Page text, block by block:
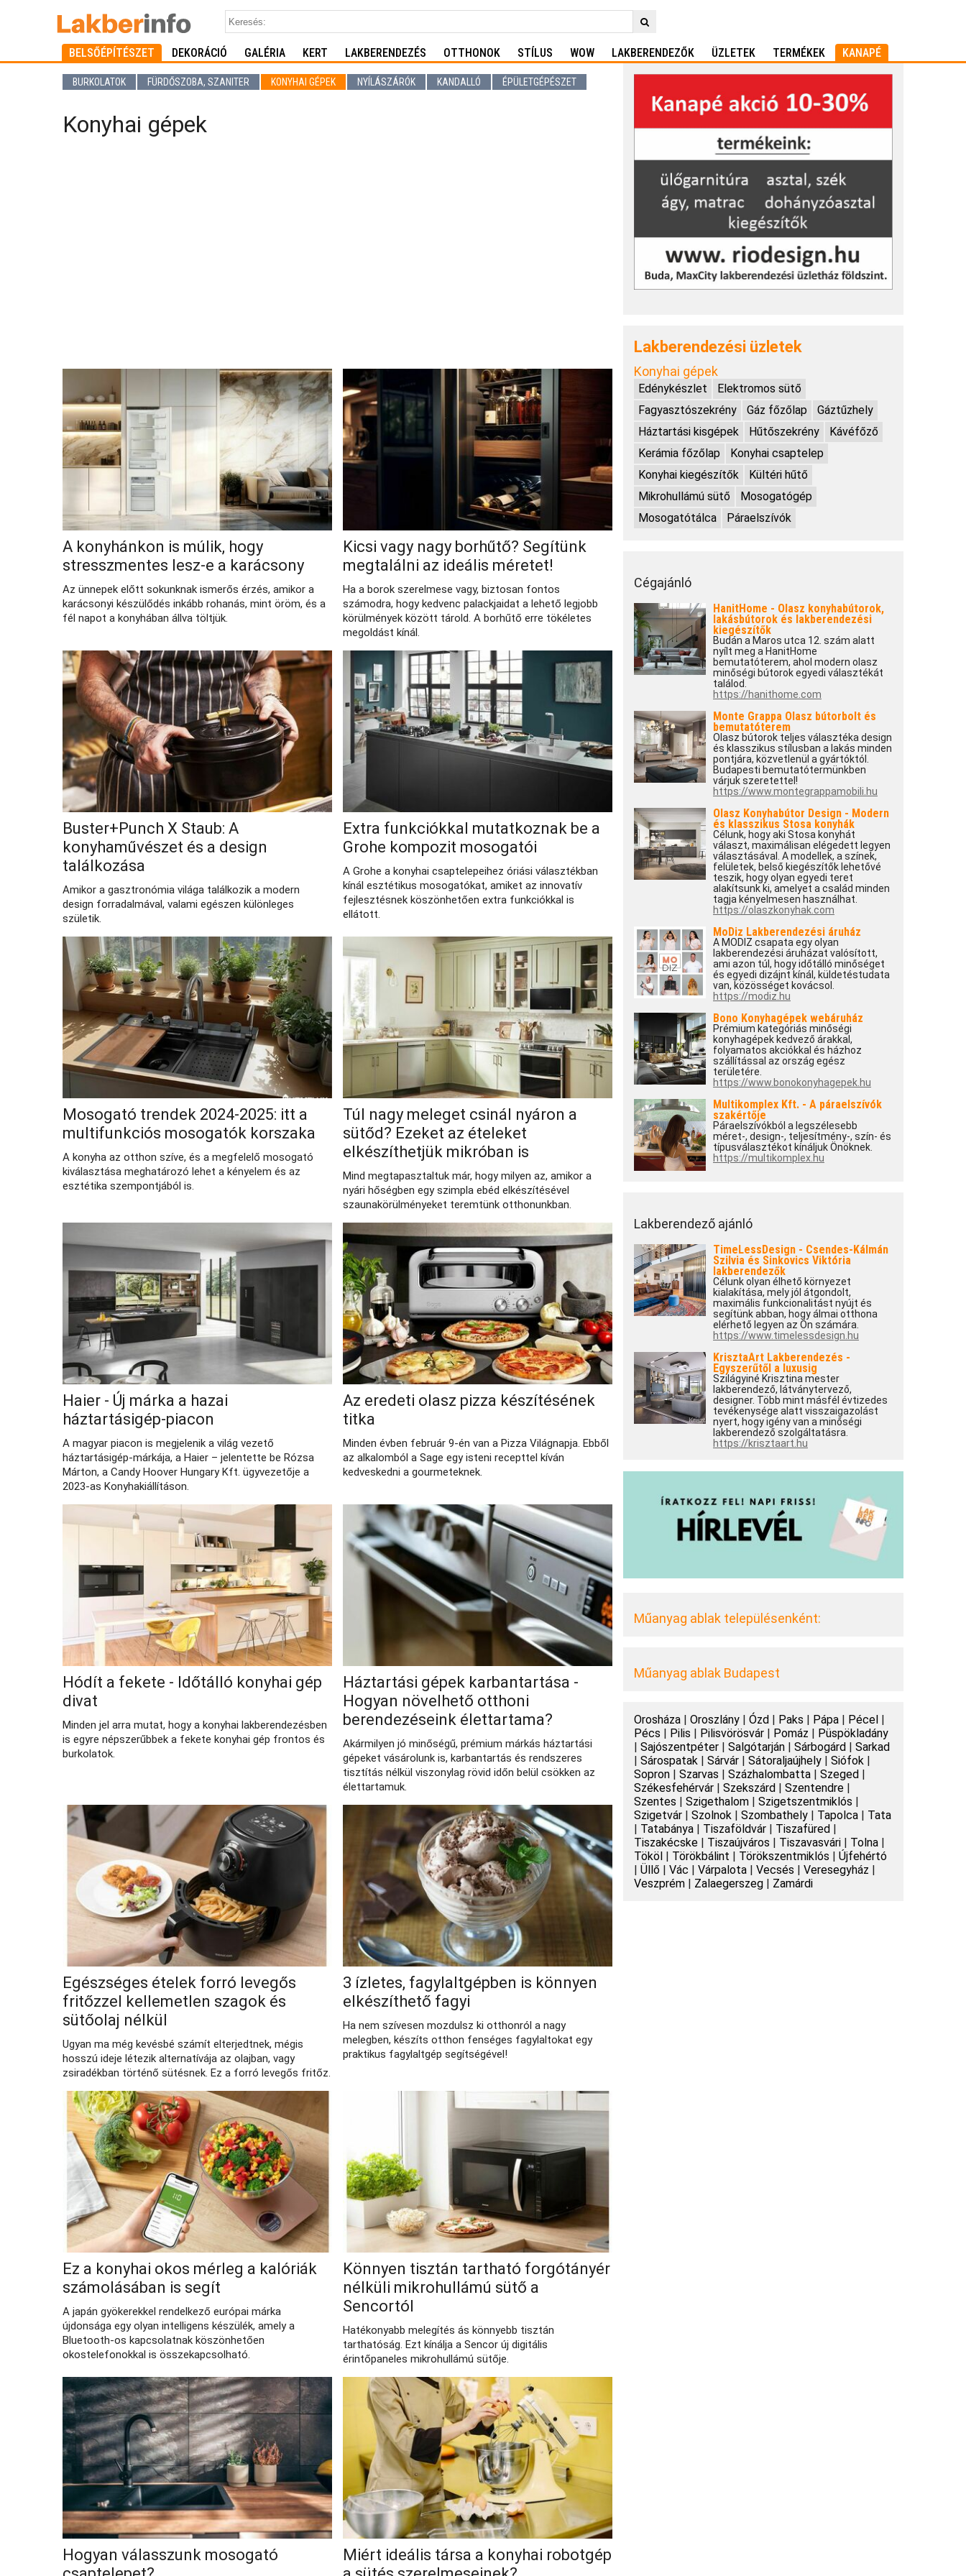
BELSŐÉPÍTÉSZET DEKORÁCIÓ GALÉRIA KERT LAKBERENDEZÉS OTTHONOK STÍLUS WOW LAKBERENDEZŐK ÜZLETEK TERMÉKEK KANAPÉ
BURKOLATOK FÜRDŐSZOBA, SZANITER KONYHAI GÉPEK NYÍLÁSZÁRÓK KANDALLÓ ÉPÜLETGÉPÉSZET
Konyhai gépek
A konyhánkon is múlik, hogy
stresszmentes lesz-e a karácsony
Az ünnepek előtt sokunknak ismerős érzés, amikor a
karácsonyi készülődés inkább rohanás, mint öröm, és a
fél napot a konyhában állva töltjük.
Kicsi vagy nagy borhűtő? Segítünk
megtalálni az ideális méretet!
Ha a borok szerelmese vagy, biztosan fontos
számodra, hogy kedvenc palackjaidat a lehető legjobb
körülmények között tárold. A borhűtő erre tökéletes
megoldást kínál.
Buster+Punch X Staub: A
konyhaművészet és a design
találkozása
Amikor a gasztronómia világa találkozik a modern
design forradalmával, valami egészen különleges
születik.
Extra funkciókkal mutatkoznak be a
Grohe kompozit mosogatói
A Grohe a konyhai csaptelepeihez óriási választékban
kínál esztétikus mosogatókat, amiket az innovatív
fejlesztésnek köszönhetően extra funkciókkal is
ellátott.
Mosogató trendek 2024-2025: itt a
multifunkciós mosogatók korszaka
A konyha az otthon szíve, és a megfelelő mosogató
kiválasztása meghatározó lehet a kényelem és az
esztétika szempontjából is.
Túl nagy meleget csinál nyáron a
sütőd? Ezeket az ételeket
elkészíthetjük mikróban is
Mind megtapasztaltuk már, hogy milyen az, amikor a
nyári hőségben egy szimpla ebéd elkészítésével
szaunakörülményeket teremtünk otthonunkban.
Haier - Új márka a hazai
háztartásigép-piacon
A magyar piacon is megjelenik a világ vezető
háztartásigép-márkája, a Haier – jelentette be Rózsa
Márton, a Candy Hoover Hungary Kft. ügyvezetője a
2023-as Konyhakiállításon.
Az eredeti olasz pizza készítésének
titka
Minden évben február 9-én van a Pizza Világnapja. Ebből
az alkalomból a Sage egy isteni recepttel kíván
kedveskedni a gourmeteknek.
Hódít a fekete - Időtálló konyhai gép
divat
Minden jel arra mutat, hogy a konyhai lakberendezésben
is egyre népszerűbbek a fekete konyhai gép frontos és
burkolatok.
Háztartási gépek karbantartása -
Hogyan növelhető otthoni
berendezéseink élettartama?
Akármilyen jó minőségű, prémium márkás háztartási
gépeket vásárolunk is, karbantartás és rendszeres
tisztítás nélkül viszonylag rövid időn belül csökken az
élettartamuk.
Egészséges ételek forró levegős
fritőzzel kellemetlen szagok és
sütőolaj nélkül
Ugyan ma még kevésbé számít elterjedtnek, mégis
hosszú ideje létezik alternatívája az olajban, vagy
zsiradékban történő sütésnek. Ez a forró levegős fritőz.
3 ízletes, fagylaltgépben is könnyen
elkészíthető fagyi
Ha nem szívesen mozdulsz ki otthonról a nagy
melegben, készíts otthon fenséges fagylaltokat egy
praktikus fagylaltgép segítségével!
Ez a konyhai okos mérleg a kalóriák
számolásában is segít
A japán gyökerekkel rendelkező európai márka
újdonsága egy olyan intelligens készülék, amely a
Bluetooth-os kapcsolatnak köszönhetően
okostelefonokkal is összekapcsolható.
Könnyen tisztán tartható forgótányér
nélküli mikrohullámú sütő a
Sencortól
Hatékonyabb melegítés ás könnyebb tisztán
tarthatóság. Ezt kínálja a Sencor új digitális
érintőpaneles mikrohullámú sütője.
Hogyan válasszunk mosogató
Miért ideális társa a konyhai robotgép
Lakberendezési üzletek
Konyhai gépek
Edénykészlet
Elektromos sütő
Fagyasztószekrény
Gáz főzőlap
Gáztűzhely
Háztartási kisgépek
Hűtőszekrény
Kávéfőző
Kerámia főzőlap
Konyhai csaptelep
Konyhai kiegészítők
Kültéri hűtő
Mikrohullámú sütő
Mosogatógép
Mosogatótálca
Páraelszívók
Cégajánló
HanitHome - Olasz konyhabútorok,
lakásbútorok és lakberendezési
kiegészítők
Budán a Maros utca 12. szám alatt
nyílt meg a HanitHome
bemutatóterem, ahol modern olasz
minőségi bútorok egyedi választékát
találod.
https://hanithome.com
Monte Grappa Olasz bútorbolt és
bemutatóterem
Olasz bútorok teljes választéka design
és klasszikus stílusban a lakás minden
pontjára, közvetlenül a gyártóktól.
Budapesti bemutatótermünkben
várjuk szeretettel!
https://www.montegrappamobili.hu
Olasz Konyhabútor Design - Modern
és klasszikus Stosa konyhák
Célunk, hogy aki Stosa konyhát
választ, maximálisan elégedett legyen
választásával. A modellek, a színek,
felületek, belső kiegészítők lehetővé
teszik, hogy olyan egyedi teret
alakítsunk ki, amelyet a család minden
tagja kényelmesen használhat.
https://olaszkonyhak.com
MoDiz Lakberendezési áruház
A MODIZ csapata egy olyan
lakberendezési áruházat valósított,
ami azon túl, hogy időtálló minőséget
és egyedi dizájnt kínál, küldetéstudata
van, közösséget kovácsol.
https://modiz.hu
Bono Konyhagépek webáruház
Prémium kategóriás minőségi
konyhagépek kedvező árakkal,
folyamatos akciókkal és házhoz
szállítással az ország egész
területére.
https://www.bonokonyhagepek.hu
Multikomplex Kft. - A páraelszívók
szakértője
Páraelszívókból a legszélesebb
méret-, design-, teljesítmény-, szín- és
típusválasztékot kínáljuk Önöknek.
https://multikomplex.hu
Lakberendező ajánló
TimeLessDesign - Csendes-Kálmán
Szilvia és Sinkovics Viktória
lakberendezők
Célunk olyan élhető környezet
kialakítása, mely jól átgondolt,
maximális funkcionalitást nyújt és
segítünk abban, hogy álmai otthona
elérhető legyen az Ön számára.
https://www.timelessdesign.hu
KrisztaArt Lakberendezés -
Egyszerűtől a luxusig
Szilágyiné Krisztina mester
lakberendező, látványtervező,
designer. Több mint másfél évtizedes
tevékenysége alatt visszaigazolást
nyert, hogy igény van a minőségi
lakberendező szolgáltatásra.
https://krisztaart.hu
Műanyag ablak településenként:
Műanyag ablak Budapest
Orosháza| Oroszlány| Ózd| Paks | Pápa| Pécel|
Pécs | Pilis | Pilisvörösvár| Pomáz | Püspökladány
| Sajószentpéter| Salgótarján| Sárbogárd| Sarkad
| Sárospatak| Sárvár| Sátoraljaújhely| Siófok|
Sopron| Szarvas | Százhalombatta| Szeged|
Székesfehérvár| Szekszárd| Szentendre|
Szentes | Szigethalom| Szigetszentmiklós |
Szigetvár| Szolnok| Szombathely| Tapolca| Tata
| Tatabánya| Tiszaföldvár| Tiszafüred|
Tiszakécske| Tiszaújváros | Tiszavasvári| Tolna|
Tököl| Törökbálint | Törökszentmiklós | Újfehértó
| Üllő| Vác | Várpalota| Vecsés | Veresegyház |
Veszprém| Zalaegerszeg| Zamárdi